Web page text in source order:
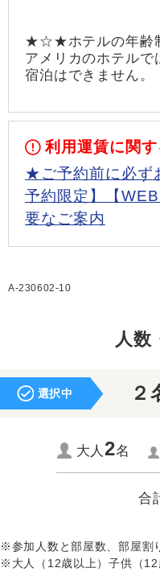
★☆★ホテルの年齢
アメリカのホテルで
宿泊はできません。
利用運賃に関
★ご予約前に必ず
予約限定】【
要なご案内
A-230602-10
人数
選択中 ２
大人2名
合
※参加人数と部屋数、部屋割
※大人（12歳以上）子供（12